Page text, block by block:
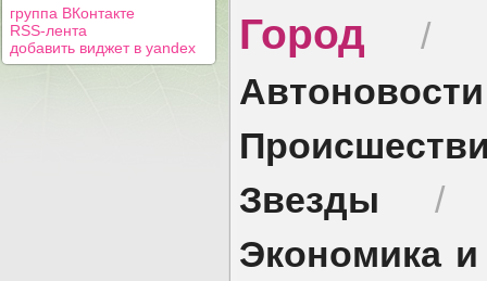
группа ВКонтакте
RSS-лента
добавить виджет в yandex
Город /
Автоновости
Звезды
Экономика